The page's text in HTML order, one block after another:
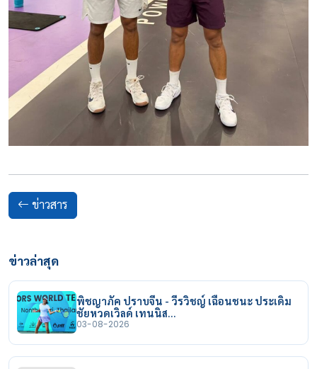
ข่าวสาร
ข่าวล่าสุด
พิชญาภัค ปราบจีน - วีรวิชญ์ เฉือนชนะ ประเดิม
ชัยหวดเวิลด์ เทนนิส…
03-08-2026